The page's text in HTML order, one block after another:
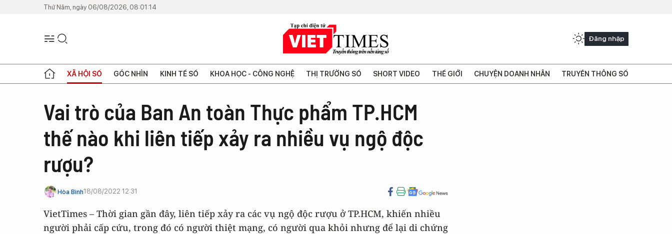
Thứ Năm, ngày 06/08/2026, 08:01:14
Đăng nhập
XÃ HỘI SỐ GÓC NHÌN KINH TẾ SỐ KHOA HỌC - CÔNG NGHỆ THỊ TRƯỜNG SỐ SHORT VIDEO THẾ GIỚI CHUYỆN DOANH NHÂN TRUYỀN THÔNG SỐ
Vai trò của Ban An toàn Thực phẩm TP.HCM
thế nào khi liên tiếp xảy ra nhiều vụ ngộ độc
rượu?
Hòa Bình18/08/2022 12:31
VietTimes – Thời gian gần đây, liên tiếp xảy ra các vụ ngộ độc rượu ở TP.HCM, khiến nhiều
người phải cấp cứu, trong đó có người thiệt mạng, có người qua khỏi nhưng để lại di chứng